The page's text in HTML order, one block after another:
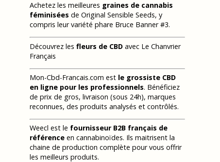
Achetez les meilleures graines de cannabis
féminisées de Original Sensible Seeds, y
compris leur variété phare Bruce Banner #3.
Découvrez les fleurs de CBD avec Le Chanvrier
Français
Mon-Cbd-Francais.com est le grossiste CBD
en ligne pour les professionnels. Bénéficiez
de prix de gros, livraison (sous 24h), marques
reconnues, des produits analysés et contrôlés.
Weecl est le fournisseur B2B français de
référence en cannabinoïdes. Ils maitrisent la
chaine de production complète pour vous offrir
les meilleurs produits.